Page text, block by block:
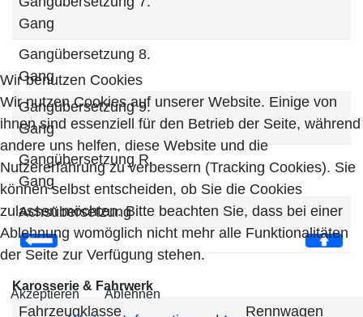
Gang
Gangübersetzung 8.
Gang
Gangübersetzung 9.
Gang
Gangübersetzung R.
Gang
Achsübersetzung
Karosserie & Fahrwerk
Fahrzeugklasse
Rennwagen
Wir benutzen Cookies
Wir nutzen Cookies auf unserer Website. Einige von
ihnen sind essenziell für den Betrieb der Seite, während
andere uns helfen, diese Website und die
Nutzererfahrung zu verbessern (Tracking Cookies). Sie
können selbst entscheiden, ob Sie die Cookies
zulassen möchten. Bitte beachten Sie, dass bei einer
Ablehnung womöglich nicht mehr alle Funktionalitäten
der Seite zur Verfügung stehen.
Akzeptieren Ablehnen